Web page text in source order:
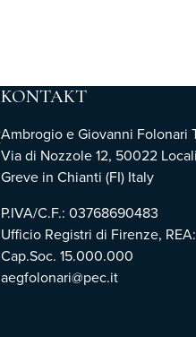
KONTAKT
Ambrogio e Giovanni Folonari
Via di Nozzole 12, 50022
Greve in Chianti (FI) Italy
P.IVA/C.F.: 03768690483
Ufficio Registri di Firenze,
Cap.Soc. 15.000.000
aegfolonari@pec.it